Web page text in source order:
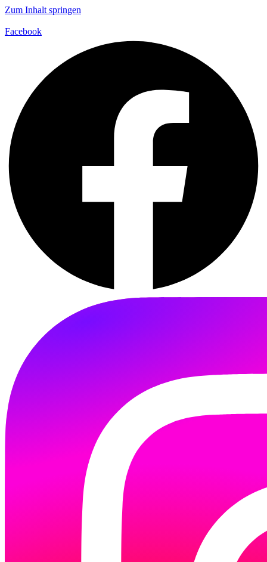
Zum Inhalt springen
Facebook